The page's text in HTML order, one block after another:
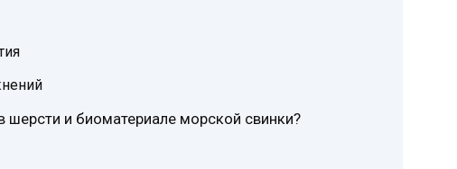
шерсти и биоматериале морской свинки?